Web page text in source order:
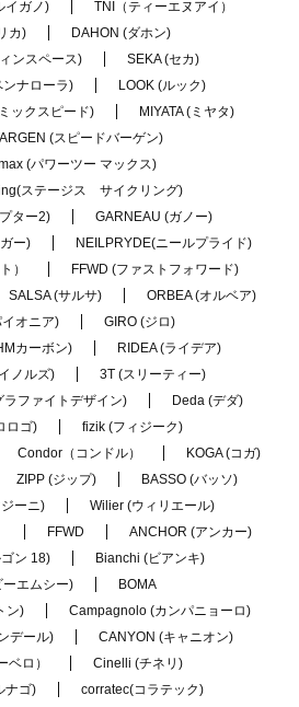
イガノ)
TNI（ティーエヌアイ）
カ)
DAHON (ダホン)
ンスペース)
SEKA (セカ)
ナローラ)
LOOK (ルック)
ックスピード)
MIYATA (ミヤタ)
(スピードバーゲン)
(パワーツー マックス)
ステージス サイクリング)
ター2)
GARNEAU (ガノー)
ー)
NEILPRYDE(ニールプライド)
）
FFWD (ファストフォワード)
SALSA (サルサ)
ORBEA (オルベア)
オニア)
GIRO (ジロ)
カーボン)
RIDEA (ライデア)
ノルズ)
3T (スリーティー)
ファイトデザイン)
Deda (デダ)
ロゴ)
fizik (フィジーク)
Condor（コンドル）
KOGA (コガ)
ZIPP (ジップ)
BASSO (バッソ)
ーニ)
Wilier (ウィリエール)
FFWD
ANCHOR (アンカー)
ン 18)
Bianchi (ビアンキ)
ーエムシー)
BOMA
ン)
Campagnolo (カンパニョーロ)
デール)
CANYON (キャニオン)
ベロ）
Cinelli (チネリ)
ナゴ)
corratec(コラテック)